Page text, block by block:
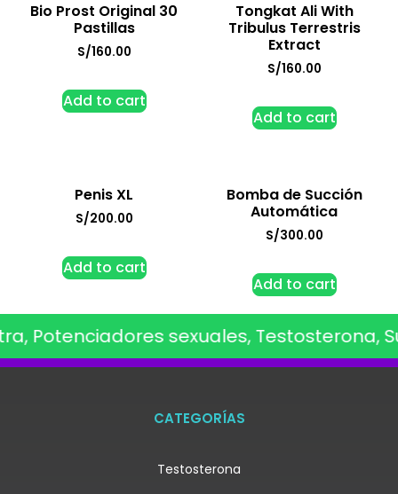
Bio Prost Original 30
Pastillas
S/160.00
Add to cart
Tongkat Ali With
Tribulus Terrestris
Extract
S/160.00
Add to cart
Penis XL
S/200.00
Add to cart
Bomba de Succión
Automática
S/300.00
Add to cart
Potenciadores sexuales, Testosterona,
CATEGORÍAS
Testosterona